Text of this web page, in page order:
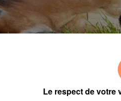
Le respect de votre